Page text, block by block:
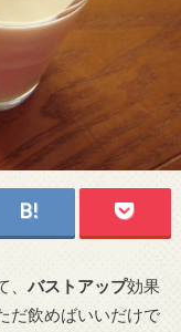
バストアップ効果
だ飲めばいいだけで